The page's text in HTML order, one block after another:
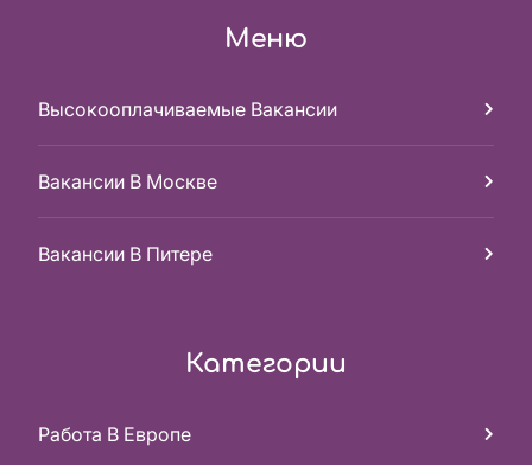
Меню
Высокооплачиваемые Вакансии
Вакансии В Москве
Вакансии В Питере
Категории
Работа В Европе